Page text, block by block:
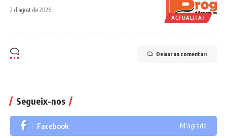
ACTUALITAT
2 d'agost de 2026
Deixar un comentari
Segueix-nos
Facebook M'agrada